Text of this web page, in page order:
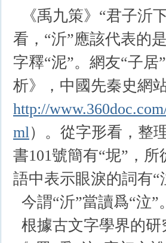
《禹九策》“君子沂
看，“沂”應該代表的
字釋“泥”。網友“子居
析》，中國先秦史網
http://
ml）。從字形看，整
書101號簡有“坭”，
語中表示眼淚的詞有
今謂“沂”當讀爲“泣”
根據古文字學界的研